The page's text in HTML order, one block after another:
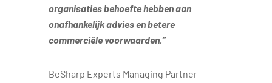
organisaties behoefte hebben aan
onafhankelijk advies en betere
commerciële voorwaarden.”
BeSharp Experts Managing Partner